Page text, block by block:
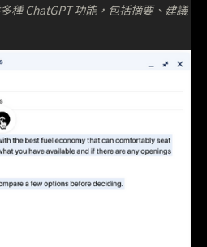
種 ChatGPT 功能，包括摘要、建議